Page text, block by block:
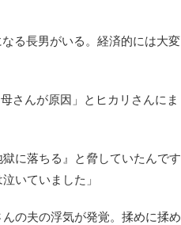
る長男がいる。経済的には大変
さんが原因」とヒカリさんにま
に落ちる』と脅していたんです
いていました」
の夫の浮気が発覚。揉めに揉め